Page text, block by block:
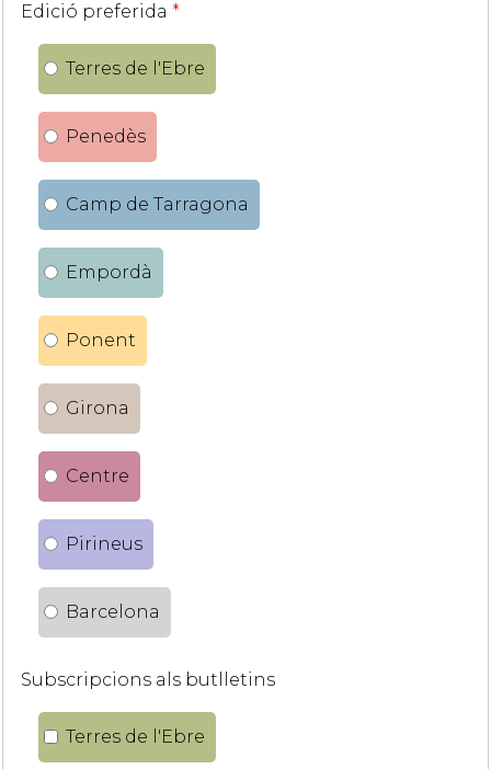
Edició preferida *
Terres de l'Ebre
Penedès
Camp de Tarragona
Empordà
Ponent
Girona
Centre
Pirineus
Barcelona
Subscripcions als butlletins
Terres de l'Ebre